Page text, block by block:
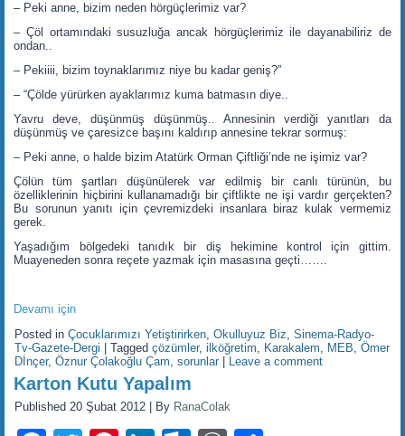
– Peki anne, bizim neden hörgüçlerimiz var?
– Çöl ortamındaki susuzluğa ancak hörgüçlerimiz ile dayanabiliriz de
ondan..
– Pekiiii, bizim toynaklarımız niye bu kadar geniş?”
– “Çölde yürürken ayaklarımız kuma batmasın diye..
Yavru deve, düşünmüş düşünmüş.. Annesinin verdiği yanıtları da
düşünmüş ve çaresizce başını kaldırıp annesine tekrar sormuş:
– Peki anne, o halde bizim Atatürk Orman Çiftliği’nde ne işimiz var?
Çölün tüm şartları düşünülerek var edilmiş bir canlı türünün, bu
özelliklerinin hiçbirini kullanamadığı bir çiftlikte ne işi vardır gerçekten?
Bu sorunun yanıtı için çevremizdeki insanlara biraz kulak vermemiz
gerek.
Yaşadığım bölgedeki tanıdık bir diş hekimine kontrol için gittim.
Muayeneden sonra reçete yazmak için masasına geçti…….
Devamı için
Posted in Çocuklarımızı Yetiştirirken,Okulluyuz Biz,Sinema-Radyo-
Tv-Gazete-Dergi |Tagged çözümler,ilköğretim, Karakalem, MEB,Ömer
Dİnçer,Öznur Çolakoğlu Çam,sorunlar Leave a comment
Karton Kutu Yapalım
Published 20 Şubat 2012 By RanaColak